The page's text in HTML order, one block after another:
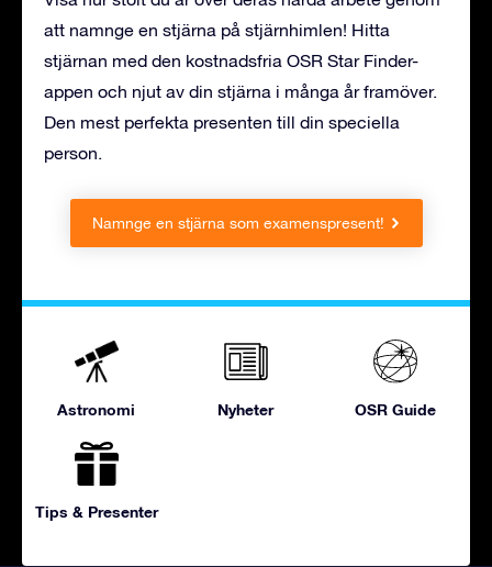
att namnge en stjärna på stjärnhimlen! Hitta
stjärnan med den kostnadsfria OSR Star Finder-
appen och njut av din stjärna i många år framöver.
Den mest perfekta presenten till din speciella
person.
Namnge en stjärna som examenspresent!
Astronomi Nyheter OSR Guide
Tips & Presenter